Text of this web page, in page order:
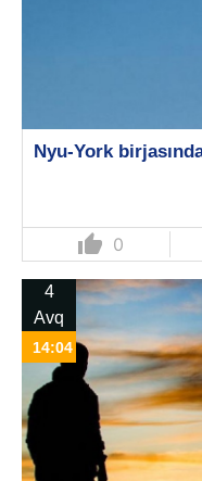
Nyu-York
thumb_up 0
4
Avq
14:04